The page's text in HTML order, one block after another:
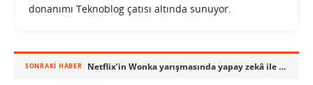
donanımı Teknoblog çatısı altında sunuyor.
SONRAKI HABER Netflix’in Wonka yarışmasında yapay zekâ ile oluşturulan Gene Wilder sesi kullanılacak